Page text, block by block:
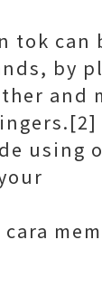
tok can
by
and
using
cara